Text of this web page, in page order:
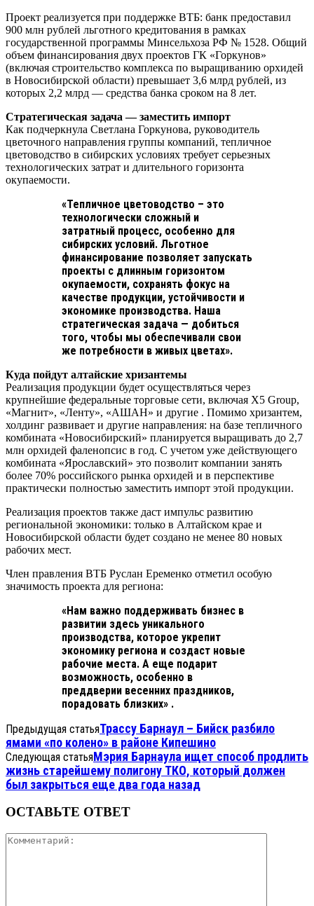
Проект реализуется при поддержке ВТБ: банк предоставил
900 млн рублей льготного кредитования в рамках
государственной программы Минсельхоза РФ № 1528. Общий
объем финансирования двух проектов ГК «Горкунов»
(включая строительство комплекса по выращиванию орхидей
в Новосибирской области) превышает 3,6 млрд рублей, из
которых 2,2 млрд — средства банка сроком на 8 лет.
Стратегическая задача — заместить импорт
Как подчеркнула Светлана Горкунова, руководитель
цветочного направления группы компаний, тепличное
цветоводство в сибирских условиях требует серьезных
технологических затрат и длительного горизонта
окупаемости.
«Тепличное цветоводство – это
технологически сложный и
затратный процесс, особенно для
сибирских условий. Льготное
финансирование позволяет запускать
проекты с длинным горизонтом
окупаемости, сохранять фокус на
качестве продукции, устойчивости и
экономике производства. Наша
стратегическая задача — добиться
того, чтобы мы обеспечивали свои
же потребности в живых цветах».
Куда пойдут алтайские хризантемы
Реализация продукции будет осуществляться через
крупнейшие федеральные торговые сети, включая X5 Group,
«Магнит», «Ленту», «АШАН» и другие . Помимо хризантем,
холдинг развивает и другие направления: на базе тепличного
комбината «Новосибирский» планируется выращивать до 2,7
млн орхидей фаленопсис в год. С учетом уже действующего
комбината «Ярославский» это позволит компании занять
более 70% российского рынка орхидей и в перспективе
практически полностью заместить импорт этой продукции.
Реализация проектов также даст импульс развитию
региональной экономики: только в Алтайском крае и
Новосибирской области будет создано не менее 80 новых
рабочих мест.
Член правления ВТБ Руслан Еременко отметил особую
значимость проекта для региона:
«Нам важно поддерживать бизнес в
развитии здесь уникального
производства, которое укрепит
экономику региона и создаст новые
рабочие места. А еще подарит
возможность, особенно в
преддверии весенних праздников,
порадовать близких» .
Предыдущая статьяТрассу Барнаул – Бийск разбило
ямами «по колено» в районе Кипешино
Следующая статьяМэрия Барнаула ищет способ продлить
жизнь старейшему полигону ТКО, который должен
был закрыться еще два года назад
ОСТАВЬТЕ ОТВЕТ